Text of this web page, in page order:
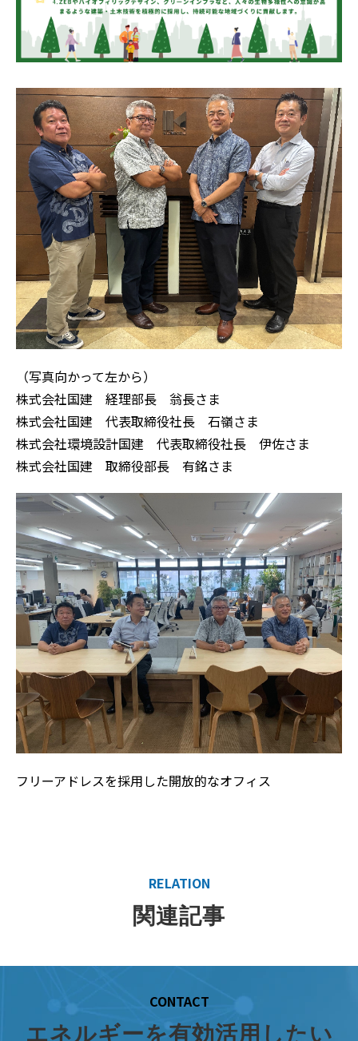
（写真向かって左から）
株式会社国建 経理部長 翁長さま
株式会社国建 代表取締役社長 石嶺さま
株式会社環境設計国建 代表取締役社長 伊佐さま
株式会社国建 取締役部長 有銘さま
フリーアドレスを採用した開放的なオフィス
RELATION
関連記事
CONTACT
エネルギーを有効活用したい